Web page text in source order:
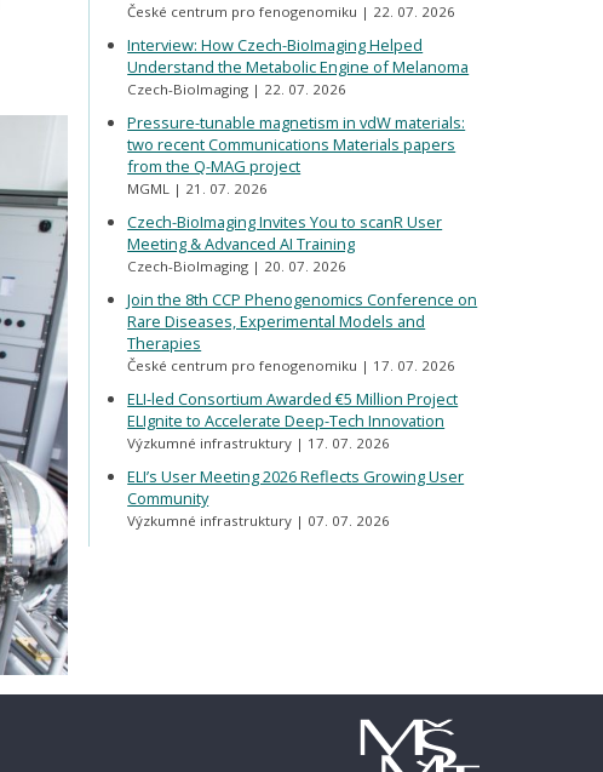
České centrum pro fenogenomiku 22. 07. 2026
Interview: How Czech-BioImaging Helped
Understand the Metabolic Engine of Melanoma
Czech-BioImaging 22. 07. 2026
Pressure-tunable magnetism in vdW materials:
two recent Communications Materials papers
from the Q-MAG project
MGML 21. 07. 2026
Czech-BioImaging Invites You to scanR User
Meeting & Advanced AI Training
Czech-BioImaging 20. 07. 2026
Join the 8th CCP Phenogenomics Conference on
Rare Diseases, Experimental Models and
Therapies
České centrum pro fenogenomiku 17. 07. 2026
ELI-led Consortium Awarded €5 Million Project
ELIgnite to Accelerate Deep-Tech Innovation
Výzkumné infrastruktury 17. 07. 2026
ELI’s User Meeting 2026 Reflects Growing User
Community
Výzkumné infrastruktury 07. 07. 2026